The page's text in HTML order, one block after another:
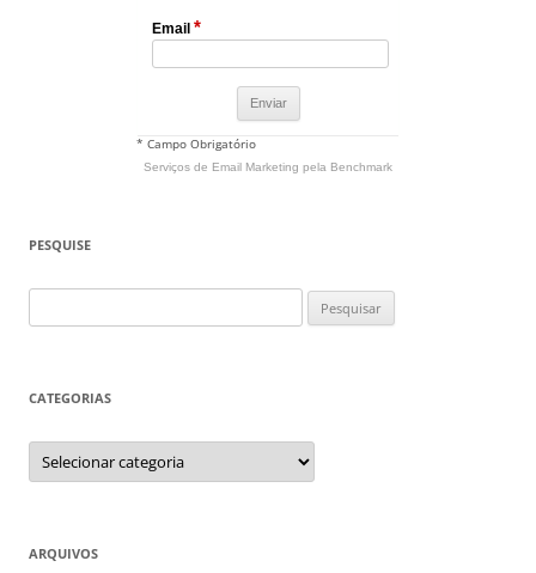
Email *
* Campo Obrigatório
Serviços de Email Marketing pela Benchmark
PESQUISE
por:
CATEGORIAS
Categorias
ARQUIVOS